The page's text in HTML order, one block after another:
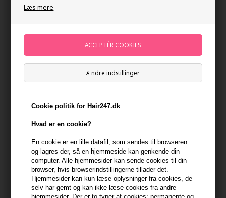
Læs mere
Ændre indstillinger
Cookie politik for Hair247.dk
Hvad er en cookie?
En cookie er en lille datafil, som sendes til browseren
og lagres der, så en hjemmeside kan genkende din
computer. Alle hjemmesider kan sende cookies til din
browser, hvis browserindstillingerne tillader det.
Hjemmesider kan kun læse oplysninger fra cookies, de
selv har gemt og kan ikke læse cookies fra andre
+
Du får 18 DKK til dit næste køb når du køber denne vare -Vis
min konto
Beskrivelse Anmeldelser
UKHAIR Hair Growth Serum 50ml hjælper håret med at se fyldigere
og tættere ud ved daglig brug og er udviklet til dig, der oplever
tyndt eller fint hår. Det koncentrerede hårserum understøtter en
sund hovedbund og en mere voluminøs hårfølelse. Mere fylde.
Mere selvtillid. Håret fremstår kraftigere og mere levende.